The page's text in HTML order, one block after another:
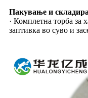
Пакување и
· Комплетна торба за
заптивка во суво и